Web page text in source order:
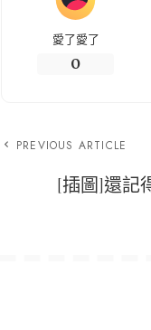
愛了愛了
0
PREVIOUS ARTICLE
[插圖]還記